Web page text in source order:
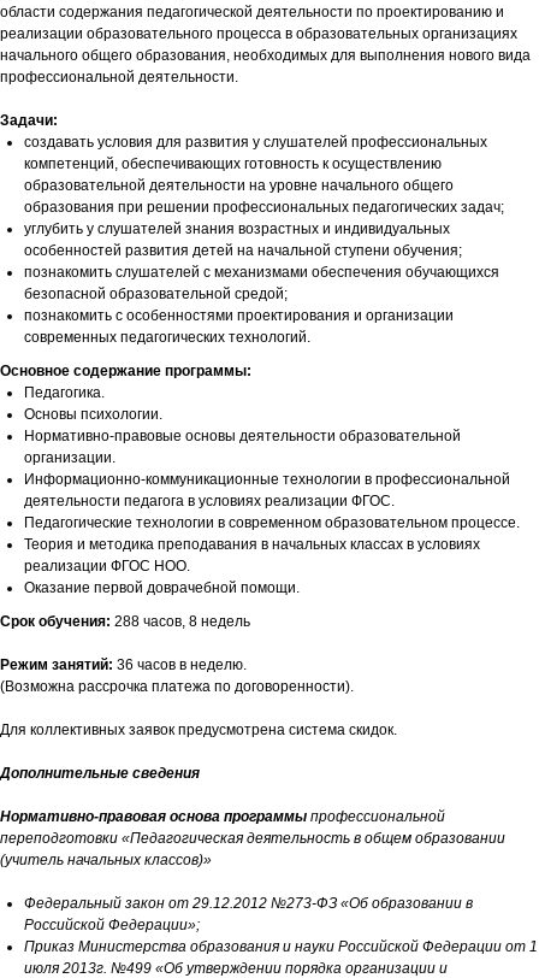
области содержания педагогической деятельности по проектированию и
реализации образовательного процесса в образовательных организациях
начального общего образования, необходимых для выполнения нового вида
профессиональной деятельности.
Задачи:
создавать условия для развития у слушателей профессиональных
компетенций, обеспечивающих готовность к осуществлению
образовательной деятельности на уровне начального общего
образования при решении профессиональных педагогических задач;
углубить у слушателей знания возрастных и индивидуальных
особенностей развития детей на начальной ступени обучения;
познакомить слушателей с механизмами обеспечения обучающихся
безопасной образовательной средой;
познакомить с особенностями проектирования и организации
современных педагогических технологий.
Основное содержание программы:
Педагогика.
Основы психологии.
Нормативно-правовые основы деятельности образовательной
организации.
Информационно-коммуникационные технологии в профессиональной
деятельности педагога в условиях реализации ФГОС.
Педагогические технологии в современном образовательном процессе.
Теория и методика преподавания в начальных классах в условиях
реализации ФГОС НОО.
Оказание первой доврачебной помощи.
Срок обучения: 288 часов, 8 недель
Режим занятий: 36 часов в неделю.
(Возможна рассрочка платежа по договоренности).
Для коллективных заявок предусмотрена система скидок.
Дополнительные сведения
Нормативно-правовая основа программы профессиональной
переподготовки «Педагогическая деятельность в общем образовании
(учитель начальных классов)»
Федеральный закон от 29.12.2012 №273-ФЗ «Об образовании в
Российской Федерации»;
Приказ Министерства образования и науки Российской Федерации от 1
июля 2013г. №499 «Об утверждении порядка организации и